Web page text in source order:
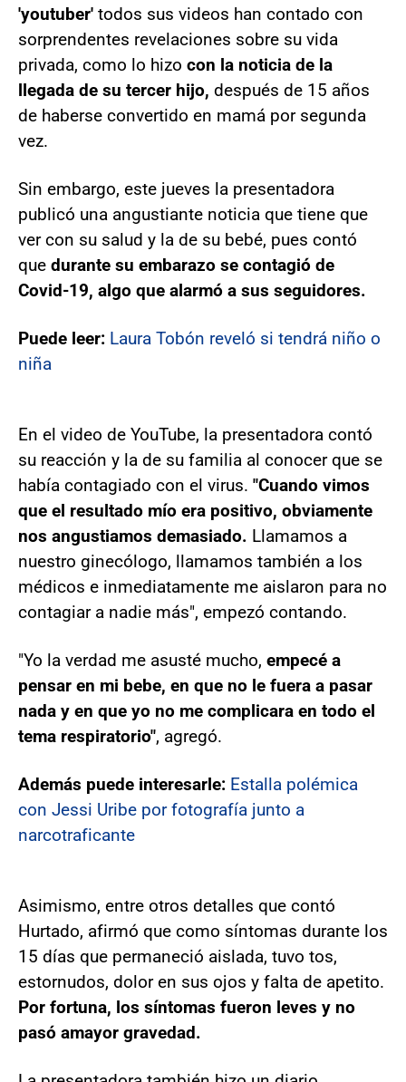
'youtuber' todos sus videos han contado con
sorprendentes revelaciones sobre su vida
privada, como lo hizo con la noticia de la
llegada de su tercer hijo, después de 15 años
de haberse convertido en mamá por segunda
vez.
Sin embargo, este jueves la presentadora
publicó una angustiante noticia que tiene que
ver con su salud y la de su bebé, pues contó
que durante su embarazo se contagió de
Covid-19, algo que alarmó a sus seguidores.
Puede leer: Laura Tobón reveló si tendrá niño o
niña
En el video de YouTube, la presentadora contó
su reacción y la de su familia al conocer que se
había contagiado con el virus. "Cuando vimos
que el resultado mío era positivo, obviamente
nos angustiamos demasiado. Llamamos a
nuestro ginecólogo, llamamos también a los
médicos e inmediatamente me aislaron para no
contagiar a nadie más", empezó contando.
"Yo la verdad me asusté mucho, empecé a
pensar en mi bebe, en que no le fuera a pasar
nada y en que yo no me complicara en todo el
tema respiratorio", agregó.
Además puede interesarle: Estalla polémica
con Jessi Uribe por fotografía junto a
narcotraficante
Asimismo, entre otros detalles que contó
Hurtado, afirmó que como síntomas durante los
15 días que permaneció aislada, tuvo tos,
estornudos, dolor en sus ojos y falta de apetito.
Por fortuna, los síntomas fueron leves y no
pasó amayor gravedad.